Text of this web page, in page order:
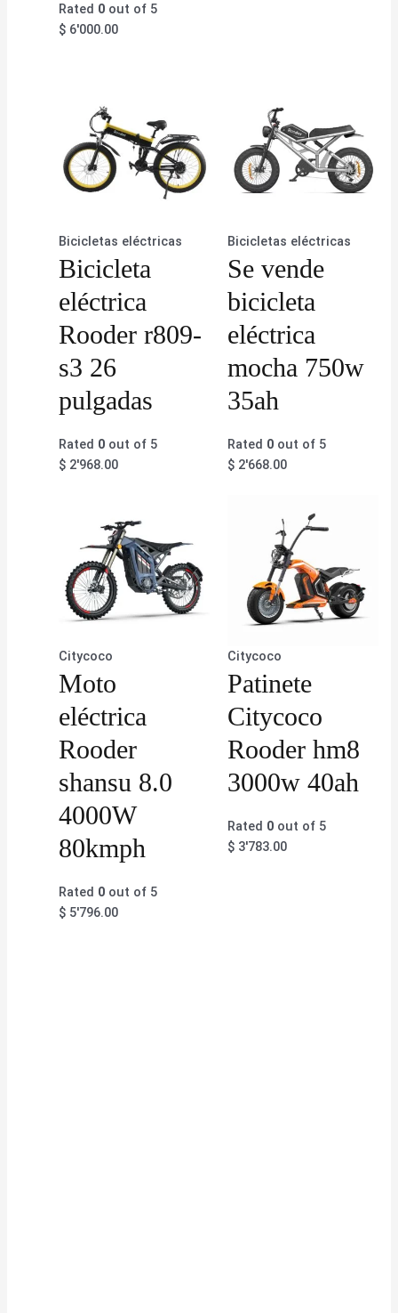
Rated 0 out of 5
$ 6'000.00
Bicicletas eléctricas
Bicicleta
eléctrica
Rooder r809-
s3 26
pulgadas
Rated 0 out of 5
$ 2'968.00
Bicicletas eléctricas
Se vende
bicicleta
eléctrica
mocha 750w
35ah
Rated 0out of 5
$2'668.00
Citycoco
Moto
eléctrica
Rooder
shansu 8.0
4000W
80kmph
Rated 0 out of 5
$ 5'796.00
Citycoco
Patinete
Citycoco
Rooder hm8
3000w 40ah
Rated 0out of 5
$3'783.00